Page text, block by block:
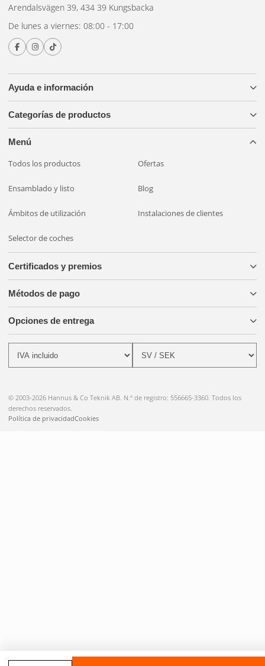
Ayuda e información
Categorías de productos
Menú
Todos los productos Ofertas
Ensamblado y listo Blog
Ámbitos de utilización Instalaciones de clientes
Selector de coches
Arendalsvägen 39, 434 39 Kungsbacka
De lunes a viernes: 08:00 - 17:00
Certificados y premios
Métodos de pago
Opciones de entrega
© 2003-2026 Hannus & Co Teknik AB. N.º de registro: 556665-3360. Todos los
derechos reservados.
Política de privacidadCookies